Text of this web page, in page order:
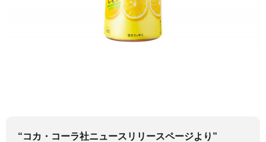
“コカ・コーラ社ニュースリリースページより”